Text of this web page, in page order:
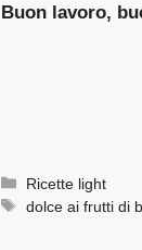
Buon lavoro,
Categorie
Ricette light
Tag
dolce ai frutti di